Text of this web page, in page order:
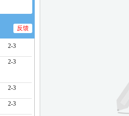
反馈
2-3
2-3
2-3
2-3